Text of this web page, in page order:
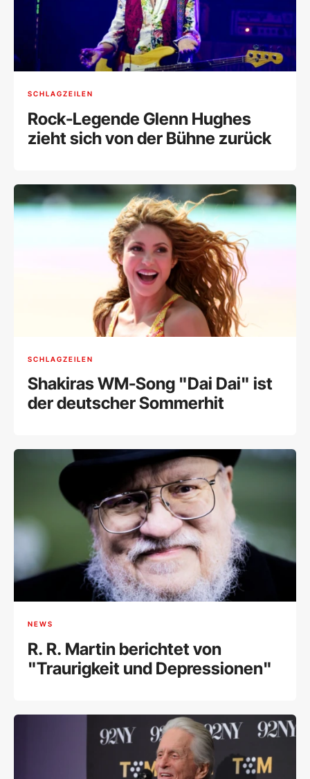
SCHLAGZEILEN
Rock-Legende Glenn Hughes
zieht sich von der Bühne zurück
SCHLAGZEILEN
Shakiras WM-Song "Dai Dai" ist
der deutscher Sommerhit
NEWS
R. R. Martin berichtet von
"Traurigkeit und Depressionen"